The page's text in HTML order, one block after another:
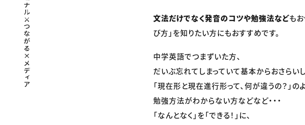
文法だけでなく発音のコツや勉強法なども
び方」を知りたい方にもおすすめです。
中学英語でつまずいた方、
だいぶ忘れてしまっていて基本からおさらいし
「現在形と現在進行形って、何が違うの？」
勉強方法がわからない方などなど・・・
「なんとなく」を「できる！」に、